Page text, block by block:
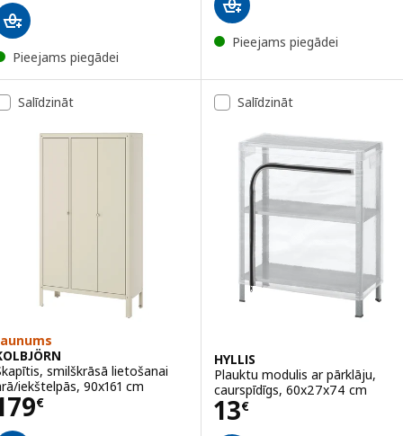
Pieejams piegādei
Pieejams piegādei
Salīdzināt
smilškrāsā lietošanai
iekštelpās, 90x161 cm
€ 179€
Salīdzināt
HYLLIS
Plauktu modulis ar pārklāju,
caurspīdīgs, 60x27x74 cm
13€
Cena 13€